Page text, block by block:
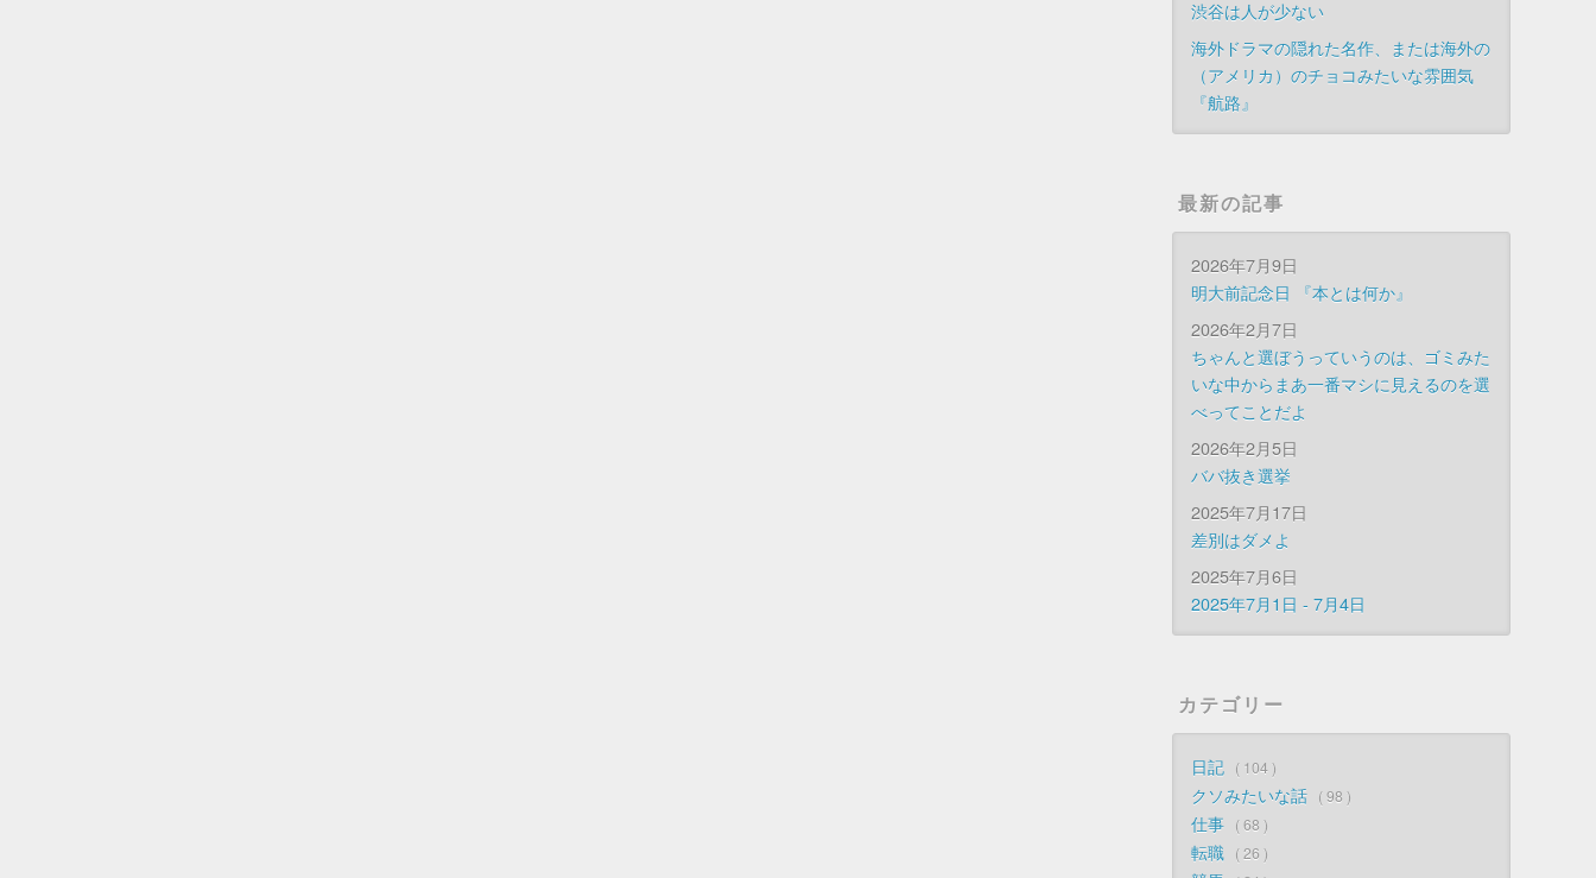
渋谷は人が少ない
海外ドラマの隠れた名作、または海外の
（アメリカ）のチョコみたいな雰囲気
『航路』
最新の記事
2026年7月9日
明大前記念日 『本とは何か』
2026年2月7日
ちゃんと選ぼうっていうのは、ゴミみた
いな中からまあ一番マシに見えるのを選
べってことだよ
2026年2月5日
ババ抜き選挙
2025年7月17日
差別はダメよ
2025年7月6日
2025年7月1日 - 7月4日
カテゴリー
日記 104
クソみたいな話 98
仕事 68
転職 26